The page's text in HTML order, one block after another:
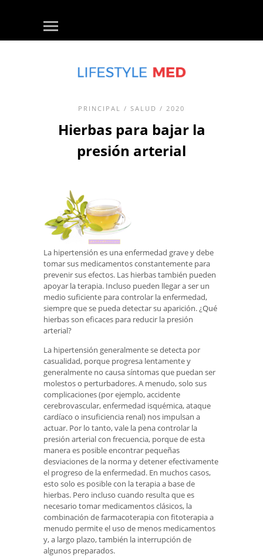
PRINCIPAL / SALUD / 2020
Hierbas para bajar la
presión arterial
La hipertensión es una enfermedad grave y debe
tomar sus medicamentos constantemente para
prevenir sus efectos. Las hierbas también pueden
apoyar la terapia. Incluso pueden llegar a ser un
medio suficiente para controlar la enfermedad,
siempre que se pueda detectar su aparición. ¿Qué
hierbas son eficaces para reducir la presión
arterial?
La hipertensión generalmente se detecta por
casualidad, porque progresa lentamente y
generalmente no causa síntomas que puedan ser
molestos o perturbadores. A menudo, solo sus
complicaciones (por ejemplo, accidente
cerebrovascular, enfermedad isquémica, ataque
cardíaco o insuficiencia renal) nos impulsan a
actuar. Por lo tanto, vale la pena controlar la
presión arterial con frecuencia, porque de esta
manera es posible encontrar pequeñas
desviaciones de la norma y detener efectivamente
el progreso de la enfermedad. En muchos casos,
esto solo es posible con la terapia a base de
hierbas. Pero incluso cuando resulta que es
necesario tomar medicamentos clásicos, la
combinación de farmacoterapia con fitoterapia a
menudo permite el uso de menos medicamentos
y, a largo plazo, también la interrupción de
algunos preparados.